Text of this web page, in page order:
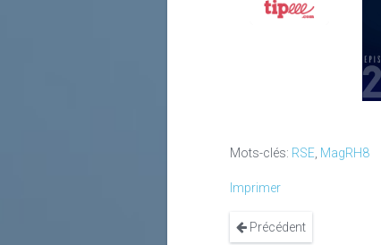
Mots-clés: RSE MagRH8
Imprimer
Précédent